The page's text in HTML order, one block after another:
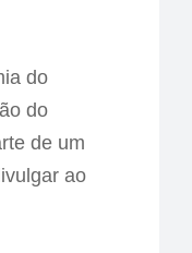
do
do
de um
ao